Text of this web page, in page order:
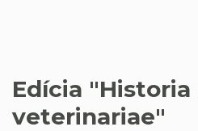
Edícia
veterinariae"